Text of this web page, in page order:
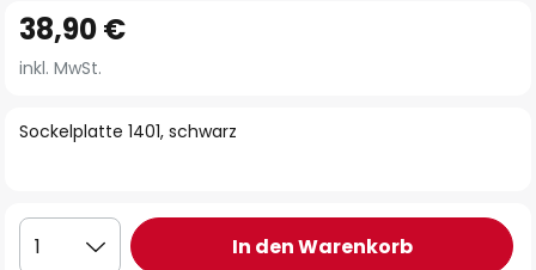
Anfang
der
springen
Sockelplatte 1401, schwarz
38,90 €
inkl. MwSt.
1 In den Warenkorb